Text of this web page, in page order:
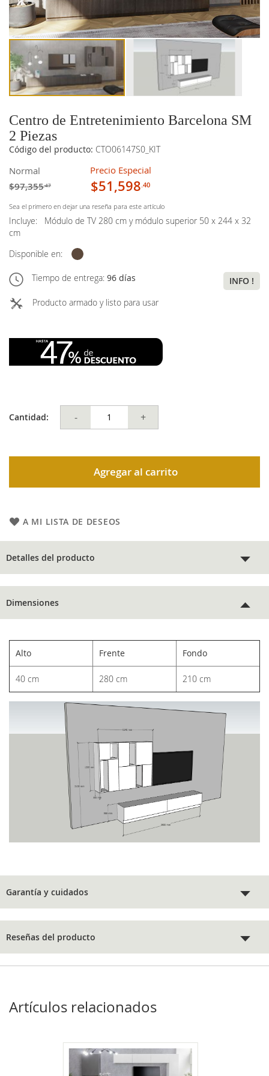
Centro de Entretenimiento Barcelona SM
2 Piezas
Código del producto: CTO06147S0_KIT
Normal
$97,355.47
Precio Especial
$51,598.40
Sea el primero en dejar una reseña para este artículo
Incluye:
Módulo de TV 280 cm y módulo superior 50 x 244 x 32
cm
Disponible en:
Tiempo de entrega: 96 días
INFO !
Producto armado y listo para usar
Cantidad: - +
Agregar al carrito
A MI LISTA DE DESEOS
Detalles del producto
Dimensiones
Alto Frente Fondo
40 cm 280 cm 210 cm
Garantía y cuidados
Reseñas del producto
imágenes
imágenes
Artículos relacionados